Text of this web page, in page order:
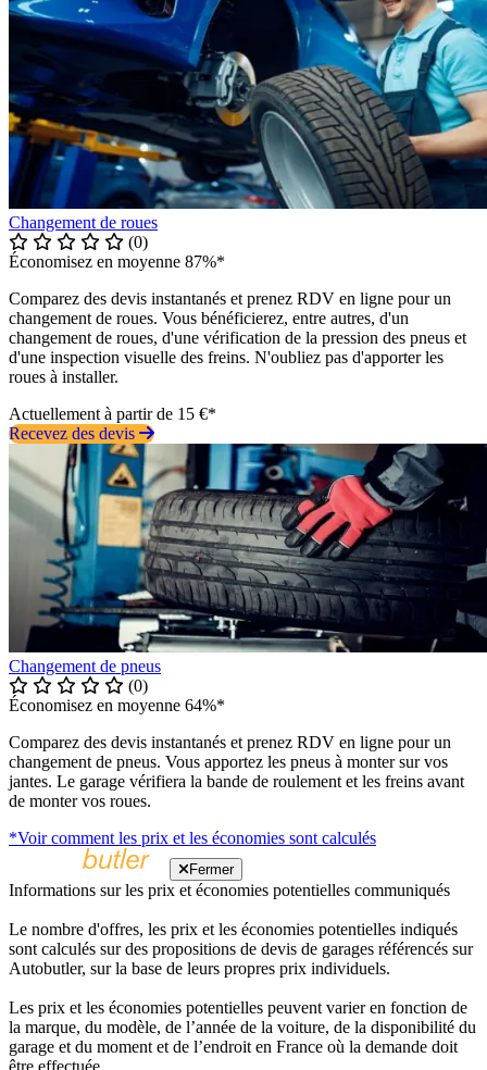
Changement de roues
(0)
Économisez en moyenne 87%*
Comparez des devis instantanés et prenez RDV en ligne pour un
changement de roues. Vous bénéficierez, entre autres, d'un
changement de roues, d'une vérification de la pression des pneus et
d'une inspection visuelle des freins. N'oubliez pas d'apporter les
roues à installer.
Actuellement à partir de 15 €*
Recevez des devis
Changement de pneus
(0)
Économisez en moyenne 64%*
Comparez des devis instantanés et prenez RDV en ligne pour un
changement de pneus. Vous apportez les pneus à monter sur vos
jantes. Le garage vérifiera la bande de roulement et les freins avant
de monter vos roues.
*Voir comment les prix et les économies sont calculés
Fermer
Informations sur les prix et économies potentielles communiqués
Le nombre d'offres, les prix et les économies potentielles indiqués
sont calculés sur des propositions de devis de garages référencés sur
Autobutler, sur la base de leurs propres prix individuels.
Les prix et les économies potentielles peuvent varier en fonction de
la marque, du modèle, de l’année de la voiture, de la disponibilité du
garage et du moment et de l’endroit en France où la demande doit
être effectuée.